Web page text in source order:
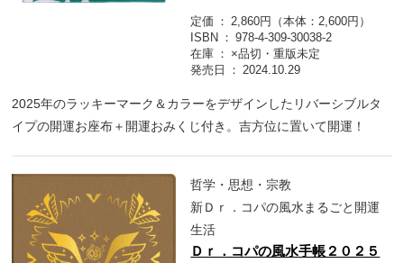
定価
2,860円（本体：2,600円）
ISBN
978-4-309-30038-2
在庫
×品切・重版未定
発売日
2024.10.29
2025年のラッキーマーク＆カラーをデザインしたリバーシブルタ
イプの開運お座布＋開運おみくじ付き。吉方位に置いて開運！
哲学・思想・宗教
新Ｄｒ．コパの風水まるごと開運
生活
Ｄｒ．コパの風水手帳２０２５